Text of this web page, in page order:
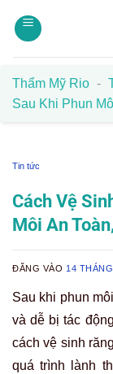
qua
Thẩm Mỹ Rio -
Sau Khi Phun
Tin tức
Cách Vệ
Môi An
ĐĂNG VÀO 14
Sau khi phun
và dễ bị tác
cách vệ sinh
quá trình lành